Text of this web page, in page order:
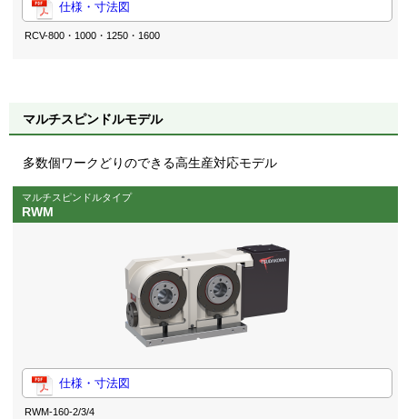
仕様・寸法図
RCV-800・1000・1250・1600
マルチスピンドルモデル
多数個ワークどりのできる高生産対応モデル
マルチスピンドルタイプ
RWM
仕様・寸法図
RWM-160-2/3/4